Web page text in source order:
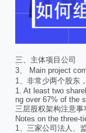
三、主体项目公司
3、 Main project
1、非常少两个股东
1. At least two
ng over 67% of the
三层股权架构注意事
Notes on the three-
1、三家公司法人、